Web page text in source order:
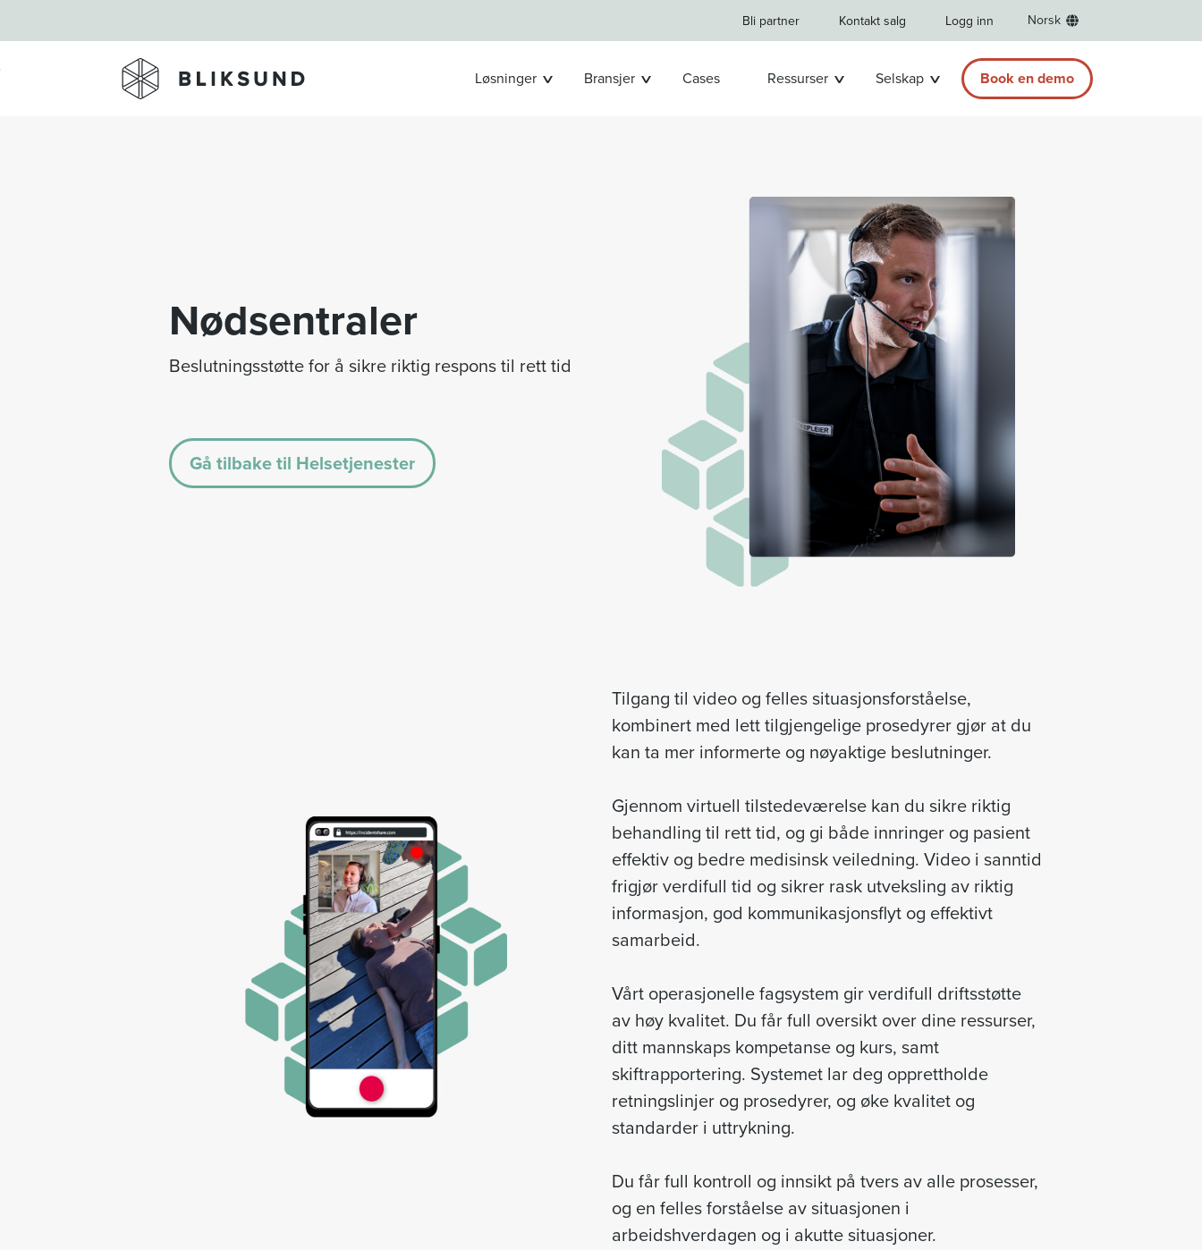
Bli partner Kontakt salg Logg inn Norsk
Skip to main content Løsninger Bransjer Cases Ressurser Selskap Book en demo
Nødsentraler
Beslutningsstøtte for å sikre riktig respons til rett tid
Gå tilbake til Helsetjenester
Tilgang til video og felles situasjonsforståelse,
kombinert med lett tilgjengelige prosedyrer gjør at du
kan ta mer informerte og nøyaktige beslutninger.
Gjennom virtuell tilstedeværelse kan du sikre riktig
behandling til rett tid, og gi både innringer og pasient
effektiv og bedre medisinsk veiledning. Video i sanntid
frigjør verdifull tid og sikrer rask utveksling av riktig
informasjon, god kommunikasjonsflyt og effektivt
samarbeid.
Vårt operasjonelle fagsystem gir verdifull driftsstøtte
av høy kvalitet. Du får full oversikt over dine ressurser,
ditt mannskaps kompetanse og kurs, samt
skiftrapportering. Systemet lar deg opprettholde
retningslinjer og prosedyrer, og øke kvalitet og
standarder i uttrykning.
Du får full kontroll og innsikt på tvers av alle prosesser,
og en felles forståelse av situasjonen i
arbeidshverdagen og i akutte situasjoner.